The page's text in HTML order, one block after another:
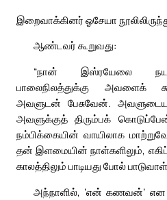
இறைவாக்கினர் ஓசேயா
ஆண்டவர் கூறுவது:
“நான் இஸ்ரயேலை
பாலைநிலத்துக்கு அவளைக்
அவளுடன் பேசுவேன்.
அவளுக்குத் திரும்பக்
நம்பிக்கையின் வாயிலாக
தன் இளமையின் நாள்களிலும்,
காலத்திலும் பாடியது போல்
அந்நாளில், ‘என் கணவன்’